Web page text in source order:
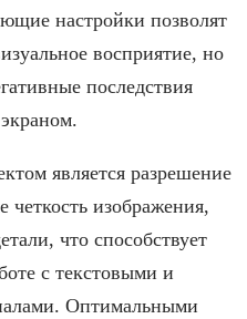
настройки позволят
восприятие, но
последствия
является разрешение
изображения,
что способствует
с текстовыми и
Оптимальными